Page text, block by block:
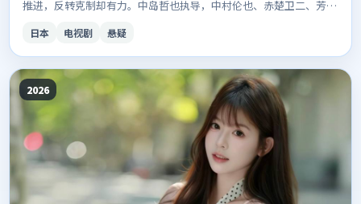
推进，反转克制却有力。中岛哲也执导，中村伦也、赤楚卫二、芳根
日本 电视剧 悬疑
2026